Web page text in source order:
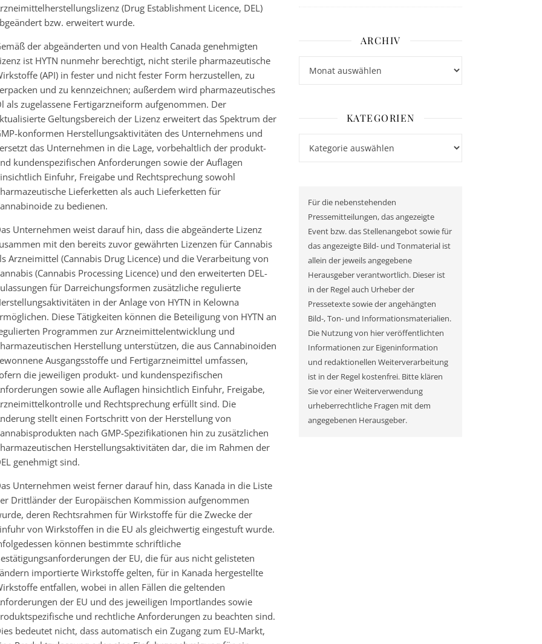
(Drug Establishment Licence, DEL)
bzw. erweitert wurde.
der abgeänderten und von Health Canada genehmigten
ist HYTN nunmehr berechtigt, nicht sterile pharmazeutische
(API) in fester und nicht fester Form herzustellen, zu
und zu kennzeichnen; außerdem wird pharmazeutisches
als zugelassene Fertigarzneiform aufgenommen. Der
Geltungsbereich der Lizenz erweitert das Spektrum der
konformen Herstellungsaktivitäten des Unternehmens und
das Unternehmen in die Lage, vorbehaltlich der produkt-
kundenspezifischen Anforderungen sowie der Auflagen
Einfuhr, Freigabe und Rechtsprechung sowohl
Lieferketten als auch Lieferketten für
zu bedienen.
Unternehmen weist darauf hin, dass die abgeänderte Lizenz
mit den bereits zuvor gewährten Lizenzen für Cannabis
Arzneimittel (Cannabis Drug Licence) und die Verarbeitung von
(Cannabis Processing Licence) und den erweiterten DEL-
für Darreichungsformen zusätzliche regulierte
in der Anlage von HYTN in Kelowna
Diese Tätigkeiten können die Beteiligung von HYTN an
Programmen zur Arzneimittelentwicklung und
Herstellung unterstützen, die aus Cannabinoiden
Ausgangsstoffe und Fertigarzneimittel umfassen,
die jeweiligen produkt- und kundenspezifischen
sowie alle Auflagen hinsichtlich Einfuhr, Freigabe,
und Rechtsprechung erfüllt sind. Die
stellt einen Fortschritt von der Herstellung von
nach GMP-Spezifikationen hin zu zusätzlichen
Herstellungsaktivitäten dar, die im Rahmen der
genehmigt sind.
Unternehmen weist ferner darauf hin, dass Kanada in die Liste
Drittländer der Europäischen Kommission aufgenommen
deren Rechtsrahmen für Wirkstoffe für die Zwecke der
von Wirkstoffen in die EU als gleichwertig eingestuft wurde.
können bestimmte schriftliche
der EU, die für aus nicht gelisteten
importierte Wirkstoffe gelten, für in Kanada hergestellte
entfallen, wobei in allen Fällen die geltenden
der EU und des jeweiligen Importlandes sowie
und rechtliche Anforderungen zu beachten sind.
bedeutet nicht, dass automatisch ein Zugang zum EU-Markt,
ARCHIV
KATEGORIEN
Für die nebenstehenden
Pressemitteilungen, das angezeigte
Event bzw. das Stellenangebot sowie für
das angezeigte Bild- und Tonmaterial ist
allein der jeweils angegebene
Herausgeber verantwortlich. Dieser ist
in der Regel auch Urheber der
Pressetexte sowie der angehängten
Bild-, Ton- und Informationsmaterialien.
Die Nutzung von hier veröffentlichten
Informationen zur Eigeninformation
und redaktionellen Weiterverarbeitung
ist in der Regel kostenfrei. Bitte klären
Sie vor einer Weiterverwendung
urheberrechtliche Fragen mit dem
angegebenen Herausgeber.